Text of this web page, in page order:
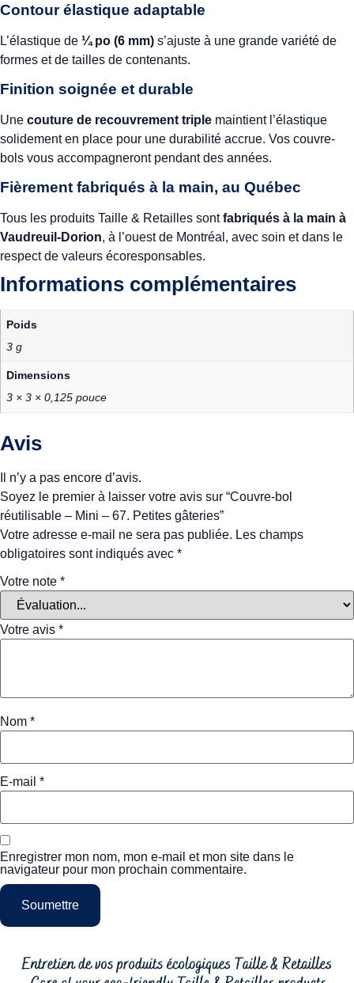
Contour élastique adaptable
L’élastique de ¼ po (6 mm) s’ajuste à une grande variété de
formes et de tailles de contenants.
Finition soignée et durable
Une couture de recouvrement triple maintient l’élastique
solidement en place pour une durabilité accrue. Vos couvre-
bols vous accompagneront pendant des années.
Fièrement fabriqués à la main, au Québec
Tous les produits Taille & Retailles sontfabriqués à la main à
Vaudreuil-Dorion, à l’ouest de Montréal, avec soin et dans le
respect de valeurs écoresponsables.
Informations complémentaires
Poids
3 g
Dimensions
3 × 3 × 0,125 pouce
Avis
Il n’y a pas encore d’avis.
Soyez le premier à laisser votre avis sur “Couvre-bol
réutilisable – Mini – 67. Petites gâteries”
Votre adresse e-mail ne sera pas publiée. Les champs
obligatoires sont indiqués avec *
Votre note *
Votre avis *
Nom *
E-mail *
Enregistrer mon nom, mon e-mail et mon site dans le
navigateur pour mon prochain commentaire.